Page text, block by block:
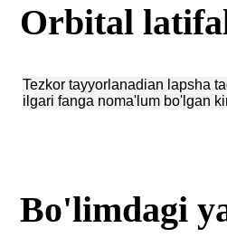
Orbital
Tezkor tayyorlanadian lapsha
ilgari fanga noma'lum bo'lgan
Bo'limdagi